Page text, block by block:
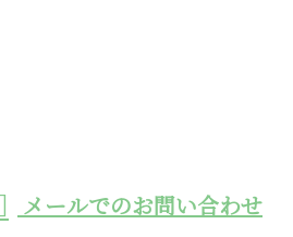
メールでのお問い合わせ